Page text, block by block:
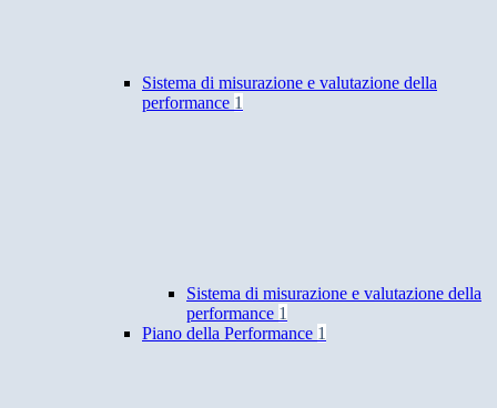
Sistema di misurazione e valutazione della
performance 1
Sistema di misurazione e valutazione della
performance 1
Piano della Performance 1